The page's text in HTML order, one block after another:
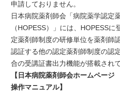
申請しておりません。
日本病院薬剤師会「病院薬学認定
（HOPESS）」には、HOPESS
定薬剤師制度の研修単位を薬剤師
認証する他の認定薬剤師制度の認
合の受講証書出力機能が搭載され
【日本病院薬剤師会ホームペー
操作マニュアル】